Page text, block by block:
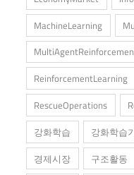
MachineLearning
ReinforcementLearning
RescueOperations
강화학습
강화학습
경제시장
구조활동